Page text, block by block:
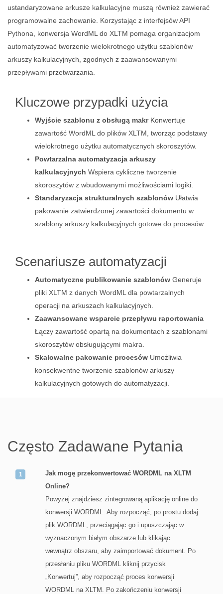
ustandaryzowane arkusze kalkulacyjne muszą również zawierać
programowalne zachowanie. Korzystając z interfejsów API
Pythona, konwersja WordML do XLTM pomaga organizacjom
automatyzować tworzenie wielokrotnego użytku szablonów
arkuszy kalkulacyjnych, zgodnych z zaawansowanymi
przepływami przetwarzania.
Kluczowe przypadki użycia
Wyjście szablonu z obsługą makrKonwertuje
zawartość WordML do plików XLTM, tworząc podstawy
wielokrotnego użytku automatycznych skoroszytów.
Powtarzalna automatyzacja arkuszy
kalkulacyjnych Wspiera cykliczne tworzenie
skoroszytów z wbudowanymi możliwościami logiki.
Standaryzacja strukturalnych szablonów Ułatwia
pakowanie zatwierdzonej zawartości dokumentu w
szablony arkuszy kalkulacyjnych gotowe do procesów.
Scenariusze automatyzacji
Automatyczne publikowanie szablonów Generuje
pliki XLTM z danych WordML dla powtarzalnych
operacji na arkuszach kalkulacyjnych.
Zaawansowane wsparcie przepływu raportowania
Łączy zawartość opartą na dokumentach z szablonami
skoroszytów obsługującymi makra.
Skalowalne pakowanie procesów Umożliwia
konsekwentne tworzenie szablonów arkuszy
kalkulacyjnych gotowych do automatyzacji.
Często Zadawane Pytania
Jak mogę przekonwertować WORDML na XLTM
Online?
Powyżej znajdziesz zintegrowaną aplikację online do
konwersji WORDML. Aby rozpocząć, po prostu dodaj
plik WORDML, przeciągając go i upuszczając w
wyznaczonym białym obszarze lub klikając
wewnątrz obszaru, aby zaimportować dokument. Po
przesłaniu pliku WORDML kliknij przycisk
„Konwertuj”, aby rozpocząć proces konwersji
WORDML na XLTM. Po zakończeniu konwersji